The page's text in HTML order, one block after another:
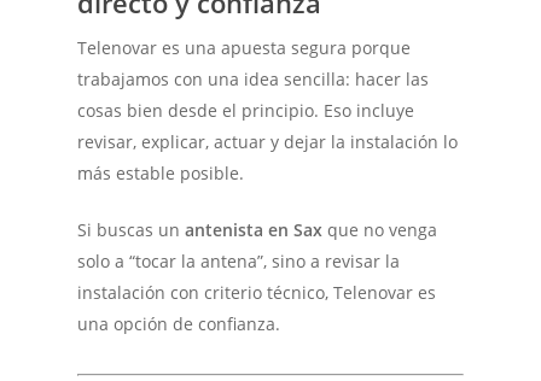
Telenovar es una apuesta segura porque
trabajamos con una idea sencilla: hacer las
cosas bien desde el principio. Eso incluye
revisar, explicar, actuar y dejar la instalación lo
más estable posible.
Si buscas unantenista en Sax que no venga
solo a “tocar la antena”, sino a revisar la
instalación con criterio técnico, Telenovar es
una opción de confianza.